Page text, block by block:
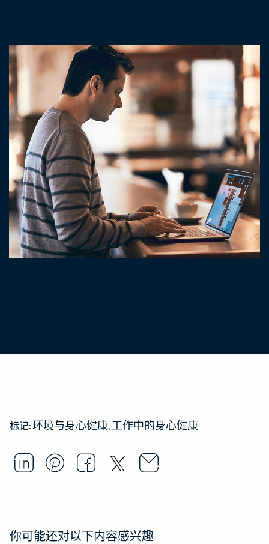
标记:环境与身心健康 工作中的身心健康
Share this article on
Opens in a new window.
Pin this article on
Opens in a new window.
Share this article on
Opens in a new
Share this
Opens in a new
Email this
Opens in a
你可能还对以下内容感兴趣